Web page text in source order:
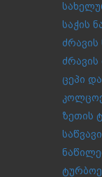
საჭის
ძრავის
ძრავის
ცეპი
ზეთის